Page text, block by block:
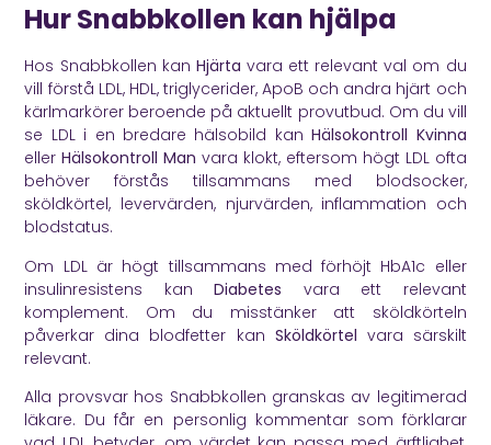
Hur Snabbkollen kan hjälpa
Hos Snabbkollen kan Hjärta vara ett relevant val om du
vill förstå LDL, HDL, triglycerider, ApoB och andra hjärt och
kärlmarkörer beroende på aktuellt provutbud. Om du vill
se LDL i en bredare hälsobild kanHälsokontroll Kvinna
ellerHälsokontroll Man vara klokt, eftersom högt LDL ofta
behöver förstås tillsammans med blodsocker,
sköldkörtel, levervärden, njurvärden, inflammation och
blodstatus.
Om LDL är högt tillsammans med förhöjt HbA1c eller
insulinresistens kanDiabetes vara ett relevant
komplement. Om du misstänker att sköldkörteln
påverkar dina blodfetter kan Sköldkörtel vara särskilt
relevant.
Alla provsvar hos Snabbkollen granskas av legitimerad
läkare. Du får en personlig kommentar som förklarar